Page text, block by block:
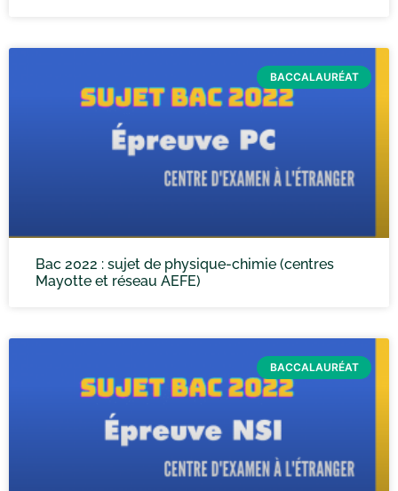
BACCALAURÉAT
Bac 2022 : sujet de physique-chimie (centres
Mayotte et réseau AEFE)
BACCALAURÉAT